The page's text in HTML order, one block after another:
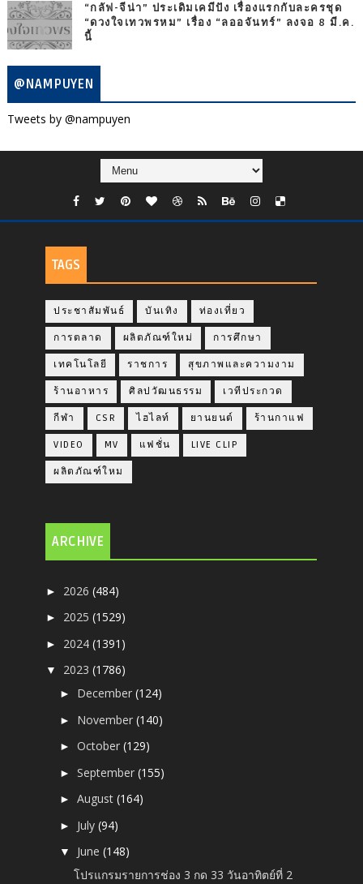
“กลัฟ-จีน่า” ประเดิมเคมีปัง เรื่องแรกกับละครชุด
“ดวงใจเทวพรหม” เรื่อง “ลออจันทร์” ลงจอ 8 มี.ค.
นี้
@NAMPUYEN
Tweets by @nampuyen
TAGS
ประชาสัมพันธ์ บันเทิง ท่องเที่ยว
การตลาด ผลิตภัณฑ์ใหม่ การศึกษา
เทคโนโลยี ราชการ สุขภาพและความงาม
ร้านอาหาร ศิลปวัฒนธรรม เวทีประกวด
กีฬา CSR ไฮไลท์ ยานยนต์ ร้านกาแฟ
VIDEO MV แฟชั่น LIVE CLIP
ผลิตภัณฑ์ใหม
ARCHIVE
► 2026(484)
► 2025(1529)
► 2024(1391)
▼ 2023(1786)
► December(124)
► November(140)
►October(129)
►September(155)
►August(164)
► July(94)
▼ June(148)
โปรแกรมรายการช่อง 3 กด 33 วันอาทิตย์ที่ 2